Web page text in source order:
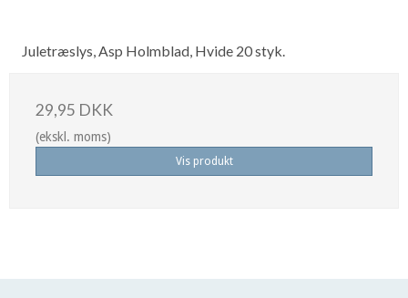
Juletræslys, Asp Holmblad, Hvide 20 styk.
29,95 DKK
(ekskl. moms)
Vis produkt